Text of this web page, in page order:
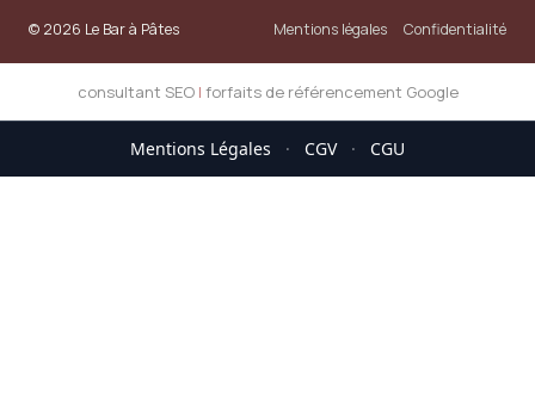
© 2026 Le Bar à Pâtes Mentions légales Confidentialité
consultant SEO| forfaits de référencement Google
Mentions Légales · CGV · CGU